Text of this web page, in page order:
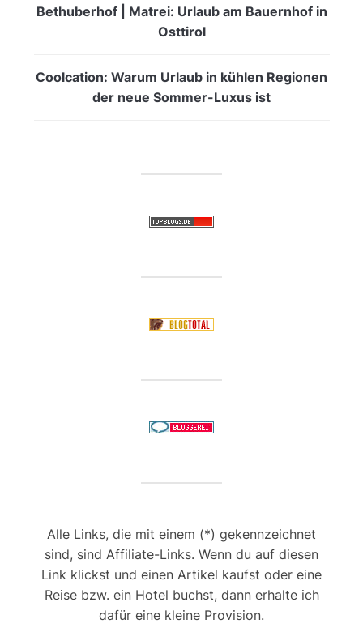
Bethuberhof | Matrei: Urlaub am Bauernhof in
Osttirol
Coolcation: Warum Urlaub in kühlen Regionen
der neue Sommer-Luxus ist
Alle Links, die mit einem (*) gekennzeichnet
sind, sind Affiliate-Links. Wenn du auf diesen
Link klickst und einen Artikel kaufst oder eine
Reise bzw. ein Hotel buchst, dann erhalte ich
dafür eine kleine Provision.